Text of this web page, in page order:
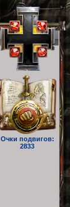
Очки подвигов:
2833